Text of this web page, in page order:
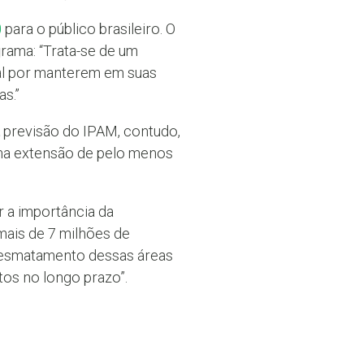
para o público brasileiro. O
“Trata-se de um
por manterem em suas
do IPAM, contudo,
extensão de pelo menos
a importância da
de 7 milhões de
dessas áreas
no longo prazo”.